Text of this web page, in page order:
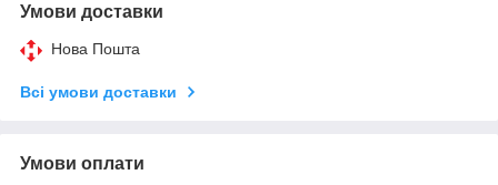
Умови доставки
Нова Пошта
Всі умови доставки
Умови оплати